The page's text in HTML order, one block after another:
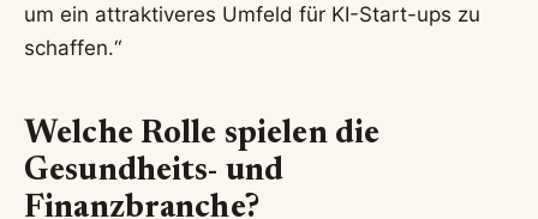
um ein attraktiveres Umfeld für KI-Start-ups zu
schaffen.“
Welche Rolle spielen die
Gesundheits- und
Finanzbranche?